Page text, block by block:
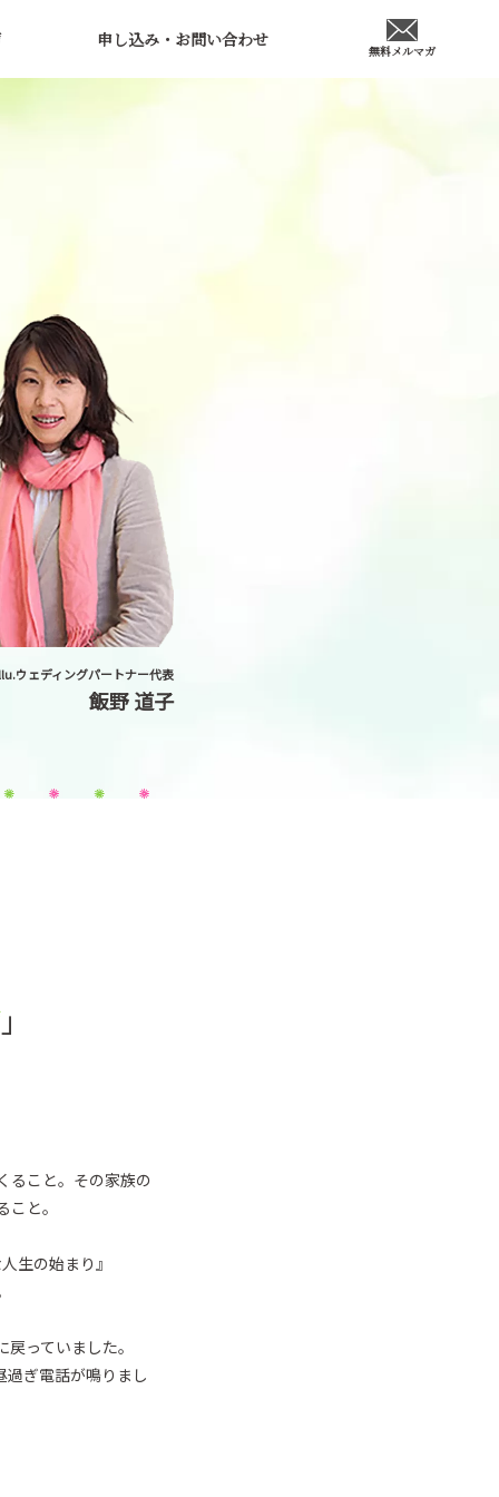
申し込み・お問い合わせ
無料メルマガ
ウェディングパートナー代表
飯野 道子
」
ること。その家族の
と。
生の始まり』
っていました。
過ぎ電話が鳴りまし